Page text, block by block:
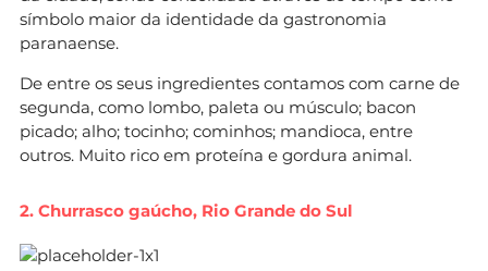
símbolo maior da identidade da gastronomia
paranaense.
De entre os seus ingredientes contamos com carne de
segunda, como lombo, paleta ou músculo; bacon
picado; alho; tocinho; cominhos; mandioca, entre
outros. Muito rico em proteína e gordura animal.
2. Churrasco gaúcho, Rio Grande do Sul